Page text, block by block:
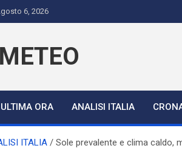
6, 2026
ULTIMA ORA ANALISI ITALIA
ITALIA Sole prevalente e clima caldo,